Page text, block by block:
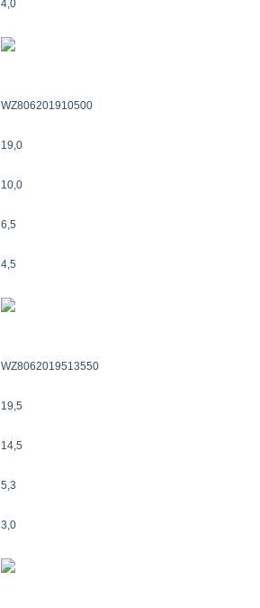
4,0
WZ806201910500
19,0
10,0
6,5
4,5
WZ8062019513550
19,5
14,5
5,3
3,0